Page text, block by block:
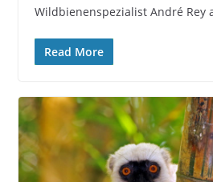
Wildbienenspezialist André Rey
Read More